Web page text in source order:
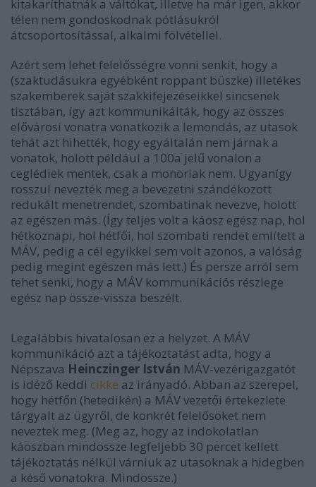
kitakaríthatnák a váltókat, illetve ha már igen, akkor
télen nem gondoskodnak pótlásukról
átcsoportosítással, alkalmi fölvétellel.
Azért sem lehet felelősségre vonni senkit, hogy a
(szaktudásukra egyébként roppant büszke) illetékes
szakemberek saját szakkifejezéseikkel sincsenek
tisztában, így azt kommunikálták, hogy az összes
elővárosi vonatra vonatkozik a lemondás, az utasok
tehát azt hihették, hogy egyáltalán nem járnak a
vonatok, holott például a 100a jelű vonalon a
ceglédiek mentek, csak a monoriak nem. Ugyanígy
rosszul nevezték meg a bevezetni szándékozott
redukált menetrendet, szombatinak nevezve, holott
az egészen más. (Így teljes volt a káosz egész nap, hol
hétköznapi, hol hétfői, hol szombati rendet említett a
MÁV, pedig a cél egyikkel sem volt azonos, a valóság
pedig megint egészen más lett.) És persze arról sem
tehet senki, hogy a MÁV kommunikációs részlege
egész nap össze-vissza beszélt.
Legalábbis hivatalosan ez a helyzet. A MÁV
kommunikáció azt a tájékoztatást adta, hogy a
Népszava Heinczinger István MÁV-vezérigazgatót
is idéző keddi cikke az irányadó. Abban az szerepel,
hogy hétfőn (hetedikén) a MÁV vezetői értekezlete
tárgyalt az ügyről, de konkrét felelősöket nem
neveztek meg. (Meg az, hogy az indokolatlan
káoszban mindössze legfeljebb 30 percet kellett
tájékoztatás nélkül várniuk az utasoknak a hidegben
a késő vonatokra. Mindössze.)